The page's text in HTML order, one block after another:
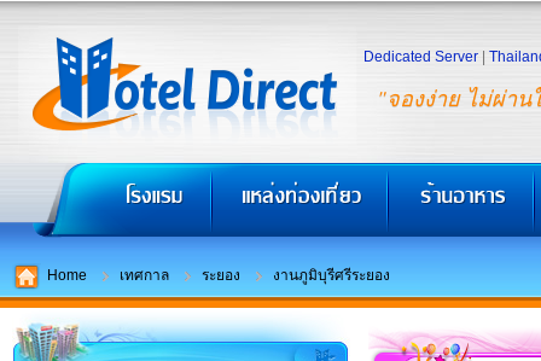
"จองง่าย ไม่ผ่าน
Dedicated Server
Home เทศกาล ระยอง งานภูมิบุรีศรีระยอง